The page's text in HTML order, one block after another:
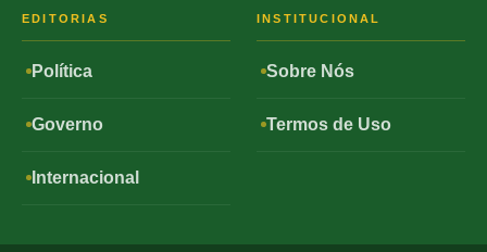
EDITORIAS
Política
Governo
Internacional
INSTITUCIONAL
Sobre Nós
Termos de Uso